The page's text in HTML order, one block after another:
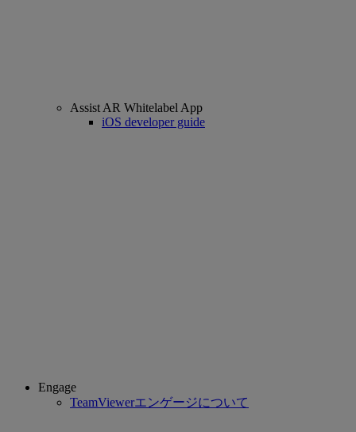
Assist AR Whitelabel App
iOS developer guide
Engage
TeamViewerエンゲージについて